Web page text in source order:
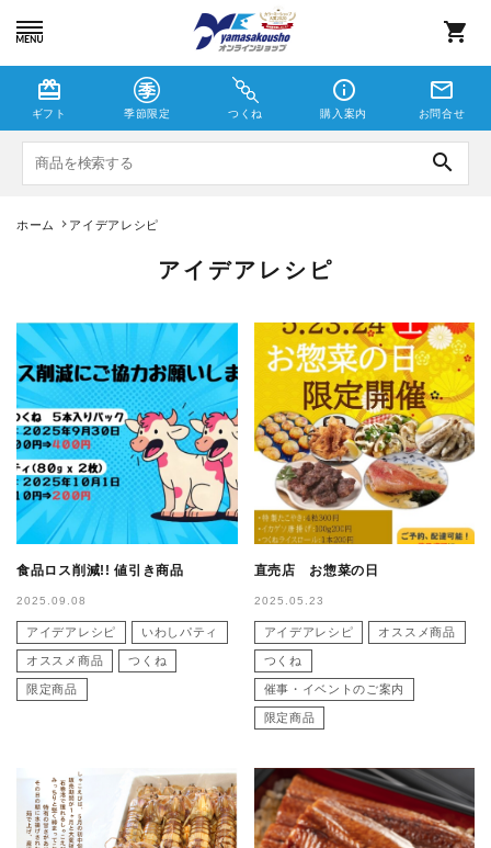
shopping_cart
card_giftcard
ギフト 季節限定 つくね
info_outline
購入案内
mail_outline
お問合せ
search
季節限定
ホーム アイデアレシピ
アイデアレシピ
食品ロス削減!! 値引き商品
2025.09.08
アイデアレシピ いわしパティ
オススメ商品 つくね
限定商品
直売店 お惣菜の日
2025.05.23
アイデアレシピ オススメ商品
つくね
催事・イベントのご案内
限定商品